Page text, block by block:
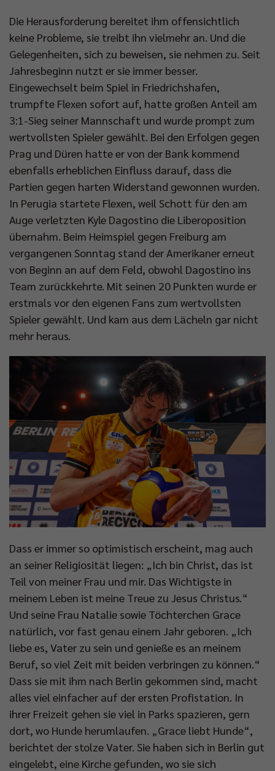
Die Herausforderung bereitet ihm offensichtlich
keine Probleme, sie treibt ihn vielmehr an. Und die
Gelegenheiten, sich zu beweisen, sie nehmen zu. Seit
Jahresbeginn nutzt er sie immer besser.
Eingewechselt beim Spiel in Friedrichshafen,
trumpfte Flexen sofort auf, hatte großen Anteil am
3:1-Sieg seiner Mannschaft und wurde prompt zum
wertvollsten Spieler gewählt. Bei den Erfolgen gegen
Prag und Düren hatte er von der Bank kommend
ebenfalls erheblichen Einfluss darauf, dass die
Partien gegen harten Widerstand gewonnen wurden.
In Perugia startete Flexen, weil Schott für den am
Auge verletzten Kyle Dagostino die Liberoposition
übernahm. Beim Heimspiel gegen Freiburg am
vergangenen Sonntag stand der Amerikaner erneut
von Beginn an auf dem Feld, obwohl Dagostino ins
Team zurückkehrte. Mit seinen 20 Punkten wurde er
erstmals vor den eigenen Fans zum wertvollsten
Spieler gewählt. Und kam aus dem Lächeln gar nicht
mehr heraus.
Dass er immer so optimistisch erscheint, mag auch
an seiner Religiosität liegen: „Ich bin Christ, das ist
Teil von meiner Frau und mir. Das Wichtigste in
meinem Leben ist meine Treue zu Jesus Christus.“
Und seine Frau Natalie sowie Töchterchen Grace
natürlich, vor fast genau einem Jahr geboren. „Ich
liebe es, Vater zu sein und genieße es an meinem
Beruf, so viel Zeit mit beiden verbringen zu können.“
Dass sie mit ihm nach Berlin gekommen sind, macht
alles viel einfacher auf der ersten Profistation. In
ihrer Freizeit gehen sie viel in Parks spazieren, gern
dort, wo Hunde herumlaufen. „Grace liebt Hunde“,
berichtet der stolze Vater. Sie haben sich in Berlin gut
eingelebt, eine Kirche gefunden, wo sie sich